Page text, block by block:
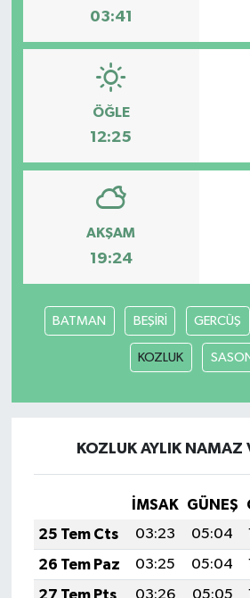
03:41
ÖĞLE
12:25
AKŞAM
19:24
BATMAN BEŞİRİ GERCÜŞ
KOZLUK
KOZLUK AYLIK NAMAZ
İMSAK GÜNEŞ
25 Tem Cts
03:23 05:04
26 Tem Paz
03:25 05:04